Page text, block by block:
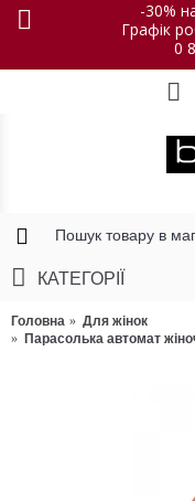
-30%
Графік
0
КАТЕГОРІЇ
Головна
Для жінок
Парасолька автомат